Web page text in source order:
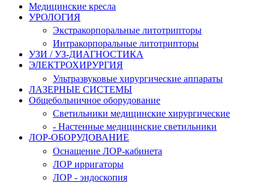
Медицинские кресла
УРОЛОГИЯ
Экстракорпоральные литотрипторы
Интракорпоральные литотрипторы
УЗИ / УЗ-ДИАГНОСТИКА
ЭЛЕКТРОХИРУРГИЯ
Ультразвуковые хирургические аппараты
ЛАЗЕРНЫЕ СИСТЕМЫ
Общебольничное оборудование
Светильники медицинские хирургические
- Настенные медицинские светильники
ЛОР-ОБОРУДОВАНИЕ
Оснащение ЛОР-кабинета
ЛОР ирригаторы
ЛОР - эндоскопия